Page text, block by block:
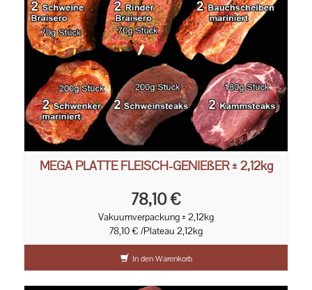
MEGA PLATTE FLEISCH-GENIEßER ± 2,12kg
78,10 €
Vakuumverpackung ± 2,12kg
78,10 € /Plateau 2,12kg
In den Warenkorb